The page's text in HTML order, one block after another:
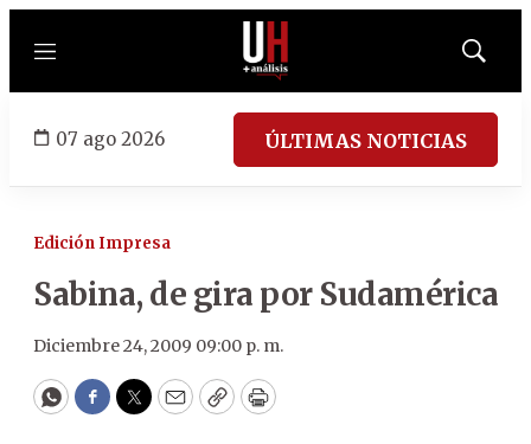
Menú
Mostrar
07 ago 2026 ÚLTIMAS NOTICIAS
Edición Impresa
Sabina, de gira por Sudamérica
Diciembre 24, 2009 09:00 p. m.
WhatsApp
Facebook
Twitter
EmailCopyPrint